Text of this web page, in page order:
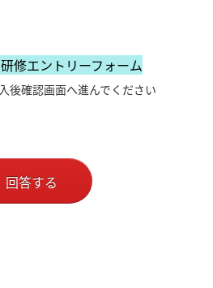
修エントリーフォーム
後確認画面へ進んでください
回答する